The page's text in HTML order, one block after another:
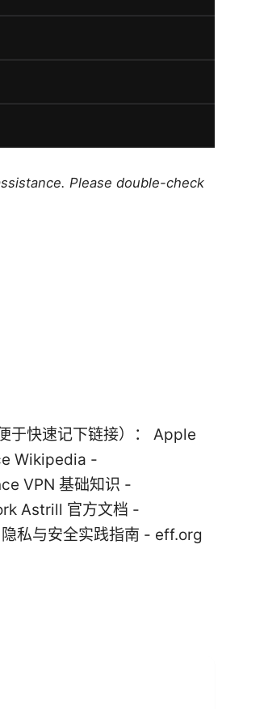
Please double-check
于快速记下链接）： Apple
Wikipedia -
VPN 基础知识 -
Astrill 官方文档 -
私与安全实践指南 - eff.org